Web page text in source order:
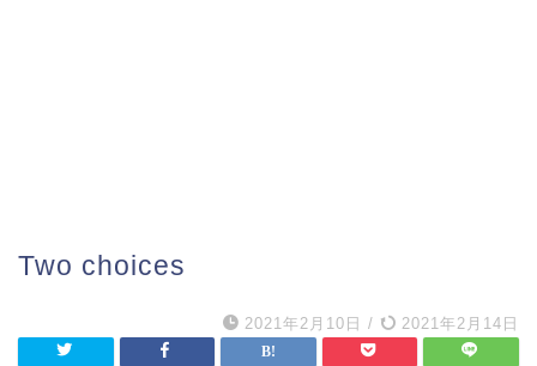
Two choices
2021年2月10日 / 2021年2月14日